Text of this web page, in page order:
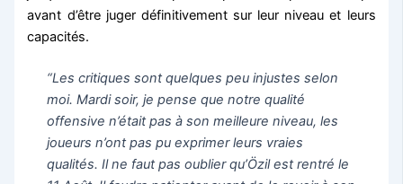
avant d’être juger définitivement sur leur niveau et leurs
capacités.
“Les critiques sont quelques peu injustes selon
moi. Mardi soir, je pense que notre qualité
offensive n’était pas à son meilleure niveau, les
joueurs n’ont pas pu exprimer leurs vraies
qualités. Il ne faut pas oublier qu’Özil est rentré le